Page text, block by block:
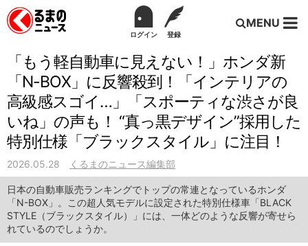
ログイン 登録
MENU
「もう軽自動車に見えない！」ホンダ新
「N-BOX」に反響殺到！「インテリアの
高級感スゴイ…」「スポーティな渋さが良
いね」の声も！ “真っ黒デザイン”採用した
特別仕様「ブラックスタイル」に注目！
2026.05.28 くるまのニュース編集部
日本の自動車販売ランキングでトップの常連となっているホンダ
「N-BOX」。この超人気モデルに設定された特別仕様車「BLACK
STYLE（ブラックスタイル）」には、一体どのような反響が寄せら
れているのでしょうか。